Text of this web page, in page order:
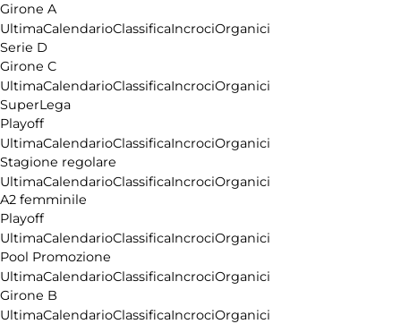
Girone A
UltimaCalendarioClassificaIncrociOrganici
Serie D
Girone C
UltimaCalendarioClassificaIncrociOrganici
SuperLega
Playoff
UltimaCalendarioClassificaIncrociOrganici
Stagione regolare
UltimaCalendarioClassificaIncrociOrganici
A2 femminile
Playoff
UltimaCalendarioClassificaIncrociOrganici
Pool Promozione
UltimaCalendarioClassificaIncrociOrganici
Girone B
UltimaCalendarioClassificaIncrociOrganici